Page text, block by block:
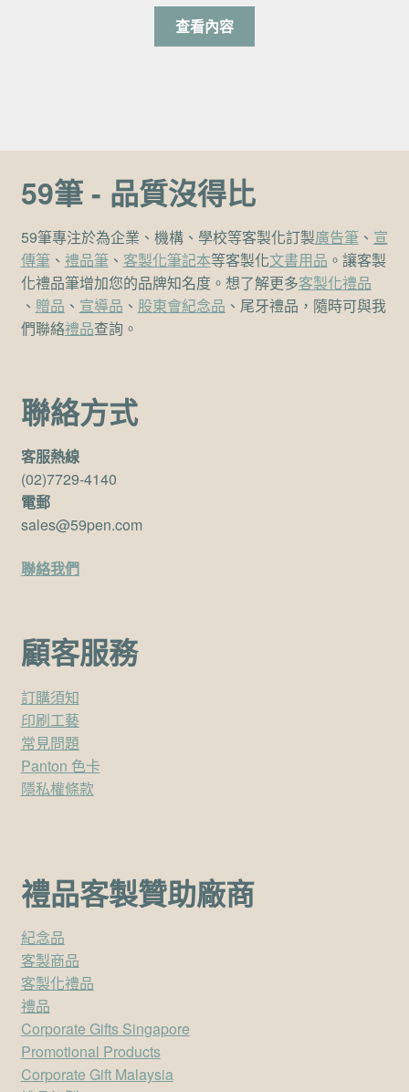
查看內容
59筆 - 品質沒得比
59筆專注於為企業、機構、學校等客製化訂製廣告筆、 宣
傳筆、 禮品筆、 客製化筆記本等客製化文書用品 。讓客製
化禮品筆增加您的品牌知名度。想了解更多客製化禮品
、 贈品 、 宣導品 、 股東會紀念品 、尾牙禮品，隨時可與我
們聯絡禮品查詢。
聯絡方式
客服熱線
(02)7729-4140
電郵
sales@59pen.com
聯絡我們
顧客服務
訂購須知
印刷工藝
常見問題
Panton 色卡
隱私權條款
禮品客製贊助廠商
紀念品
客製商品
客製化禮品
禮品
Corporate Gifts Singapore
Promotional Products
Corporate Gift Malaysia